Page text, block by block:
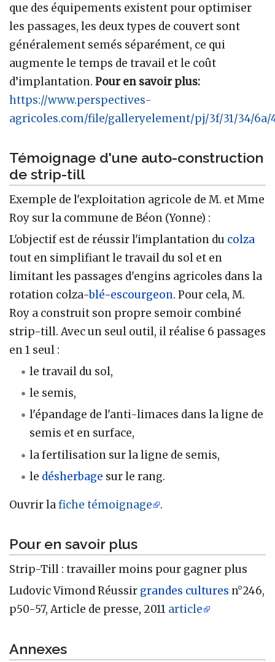
que des équipements existent pour optimiser
les passages, les deux types de couvert sont
généralement semés séparément, ce qui
augmente le temps de travail et le coût
d’implantation. Pour en savoir plus:
https://www.perspectives-
agricoles.com/file/galleryelement/pj/3f/31/34/6a/
Témoignage d'une auto-construction
de strip-till
Exemple de l'exploitation agricole de M. et Mme
Roy sur la commune de Béon (Yonne) :
L'objectif est de réussir l'implantation du colza
tout en simplifiant le travail du sol et en
limitant les passages d'engins agricoles dans la
rotation colza-blé-escourgeon. Pour cela, M.
Roy a construit son propre semoir combiné
strip-till. Avec un seul outil, il réalise 6 passages
en 1 seul :
le travail du sol,
le semis,
l'épandage de l'anti-limaces dans la ligne de
semis et en surface,
la fertilisation sur la ligne de semis,
le désherbage sur le rang.
Ouvrir lafiche témoignage .
Pour en savoir plus
Strip-Till : travailler moins pour gagner plus
Ludovic Vimond Réussir grandes cultures n°246,
p50-57, Article de presse, 2011 article
Annexes